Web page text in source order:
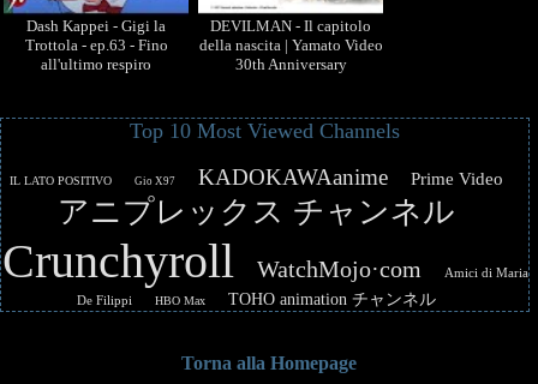
Dash Kappei - Gigi la
Trottola - ep.63 - Fino
all'ultimo respiro
DEVILMAN - Il capitolo
della nascita | Yamato Video
30th Anniversary
Top 10 Most Viewed Channels
IL LATO POSITIVO Gio X97 KADOKAWAanime Prime Video
アニプレックス チャンネル
Crunchyroll WatchMojo·com
Amici di Maria
De Filippi
HBO Max TOHO animation チャンネル
Torna alla Homepage